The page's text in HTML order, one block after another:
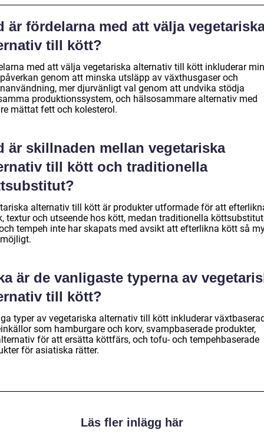
är fördelarna med att välja
till kött?
med att välja vegetariska alternativ till kött inkluderar
genom att minska utsläpp av växthusgaser och
mer djurvänligt val genom att undvika stödja
produktionssystem, och hälsosammare alternativ med
mättat fett och kolesterol.
är skillnaden mellan vegetariska
till kött och traditionella
alternativ till kött är produkter utformade för att
textur och utseende hos kött, medan traditionella
tempeh inte har skapats med avsikt att efterlikna kött så
är de vanligaste typerna av
till kött?
typer av vegetariska alternativ till kött inkluderar
som hamburgare och korv, svampbaserade produkter,
för att ersätta köttfärs, och tofu- och tempehbaserade
för asiatiska rätter.
Läs fler inlägg här